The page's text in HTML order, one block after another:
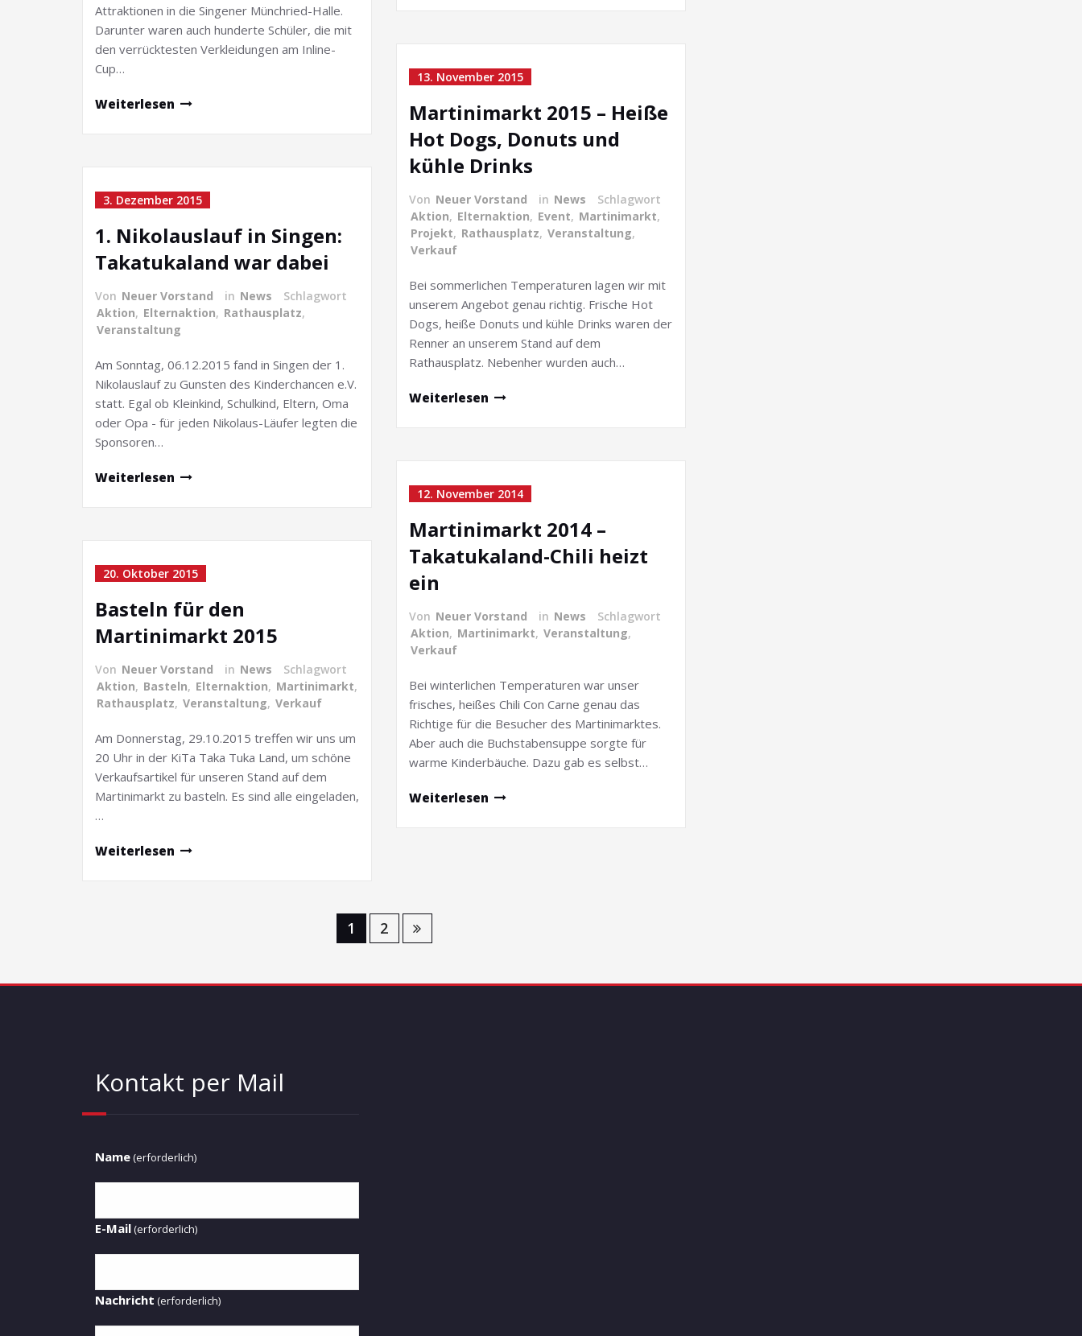
Attraktionen in die Singener Münchried-Halle.
Darunter waren auch hunderte Schüler, die mit
den verrücktesten Verkleidungen am Inline-
Cup…
Weiterlesen
3. Dezember 2015
1. Nikolauslauf in Singen:
Takatukaland war dabei
Von Neuer Vorstand in News
Schlagwort
Aktion, Elternaktion, Rathausplatz,
Veranstaltung
Am Sonntag, 06.12.2015 fand in Singen der 1.
Nikolauslauf zu Gunsten des Kinderchancen e.V.
statt. Egal ob Kleinkind, Schulkind, Eltern, Oma
oder Opa - für jeden Nikolaus-Läufer legten die
Sponsoren…
Weiterlesen
20. Oktober 2015
Basteln für den
Martinimarkt 2015
Von Neuer Vorstand in News
Schlagwort
Aktion, Basteln, Elternaktion, Martinimarkt,
Rathausplatz, Veranstaltung, Verkauf
Am Donnerstag, 29.10.2015 treffen wir uns um
20 Uhr in der KiTa Taka Tuka Land, um schöne
Verkaufsartikel für unseren Stand auf dem
Martinimarkt zu basteln. Es sind alle eingeladen,
…
Weiterlesen
13. November 2015
Martinimarkt 2015 – Heiße
Hot Dogs, Donuts und
kühle Drinks
Von Neuer Vorstand in News
Schlagwort
Aktion, Elternaktion, Event, Martinimarkt,
Projekt, Rathausplatz, Veranstaltung,
Verkauf
Bei sommerlichen Temperaturen lagen wir mit
unserem Angebot genau richtig. Frische Hot
Dogs, heiße Donuts und kühle Drinks waren der
Renner an unserem Stand auf dem
Rathausplatz. Nebenher wurden auch…
Weiterlesen
12. November 2014
Martinimarkt 2014 –
Takatukaland-Chili heizt
ein
Von Neuer Vorstand in News
Schlagwort
Aktion, Martinimarkt, Veranstaltung,
Verkauf
Bei winterlichen Temperaturen war unser
frisches, heißes Chili Con Carne genau das
Richtige für die Besucher des Martinimarktes.
Aber auch die Buchstabensuppe sorgte für
warme Kinderbäuche. Dazu gab es selbst…
Weiterlesen
1 2
Kontakt per Mail
Name (erforderlich)
E-Mail (erforderlich)
Nachricht (erforderlich)